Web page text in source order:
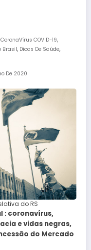
CoronaVírus COVID-19,
Brasil, Dicas De Saúde,
De 2020
do RS
: coronavírus,
e vidas negras,
do Mercado